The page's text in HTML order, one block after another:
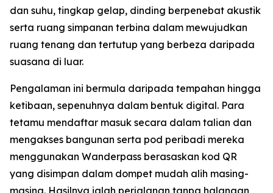
dan suhu, tingkap gelap, dinding berpenebat akustik
serta ruang simpanan terbina dalam mewujudkan
ruang tenang dan tertutup yang berbeza daripada
suasana di luar.
Pengalaman ini bermula daripada tempahan hingga
ketibaan, sepenuhnya dalam bentuk digital. Para
tetamu mendaftar masuk secara dalam talian dan
mengakses bangunan serta pod peribadi mereka
menggunakan Wanderpass berasaskan kod QR
yang disimpan dalam dompet mudah alih masing-
masing. Hasilnya ialah perjalanan tanpa halangan